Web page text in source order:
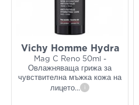
Vichy Homme Hydra
Mag C Reno 50ml -
Овлажняваща грижа за
чувствителна мъжка кожа на
лицето... i